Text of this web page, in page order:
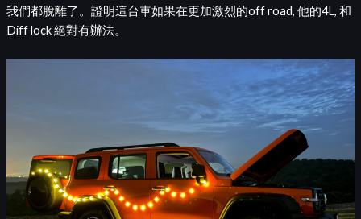
我們都脫離了。證明這台車如果在更加激烈的off road, 他的4L, 和
Diff lock 絕對有辦法。